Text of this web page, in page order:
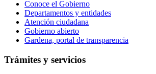
Conoce el Gobierno
Departamentos y entidades
Atención ciudadana
Gobierno abierto
Gardena, portal de transparencia
Trámites y servicios